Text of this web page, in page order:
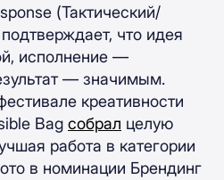
(Тактический/
что идея
исполнение —
— значимым.
креативности
Bag собрал целую
работа в категории
в номинации Брендинг